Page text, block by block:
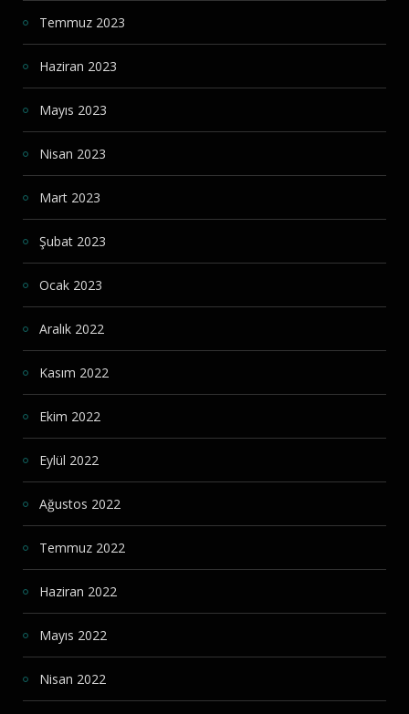
Temmuz 2023
Haziran 2023
Mayıs 2023
Nisan 2023
Mart 2023
Şubat 2023
Ocak 2023
Aralık 2022
Kasım 2022
Ekim 2022
Eylül 2022
Ağustos 2022
Temmuz 2022
Haziran 2022
Mayıs 2022
Nisan 2022